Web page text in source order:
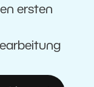
ersten